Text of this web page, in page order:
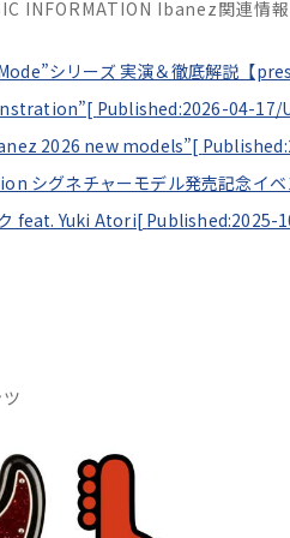
INFORMATION Ibanez関連情報
シリーズ 実演＆徹底解説【
Published:2026-04-17/
2026 new models”[
シグネチャーモデル発売記念イベ
feat. Yuki Atori[ Published:2025-